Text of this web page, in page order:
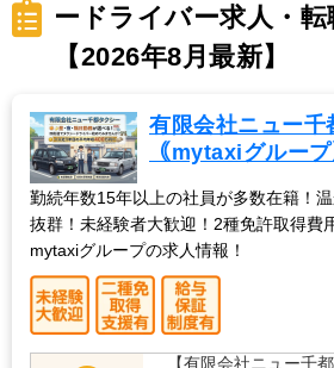
ードライバー求人・転
【2026年8月最新】
有限会社ニュー千
｟mytaxiグループ
勤続年数15年以上の社員が多数在籍！
抜群！未経験者大歓迎！2種免許取得費
mytaxiグループの求人情報！
【有限会社ニュー千